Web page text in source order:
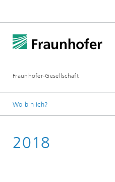
Fraunhofer-Gesellschaft
Wo bin ich?
Presseinformationen
2018